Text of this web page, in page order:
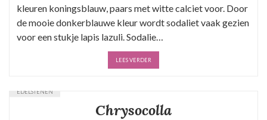
kleuren koningsblauw, paars met witte calciet voor. Door
de mooie donkerblauwe kleur wordt sodaliet vaak gezien
voor een stukje lapis lazuli. Sodalie…
LEES VERDER
EDELSTENEN
Chrysocolla